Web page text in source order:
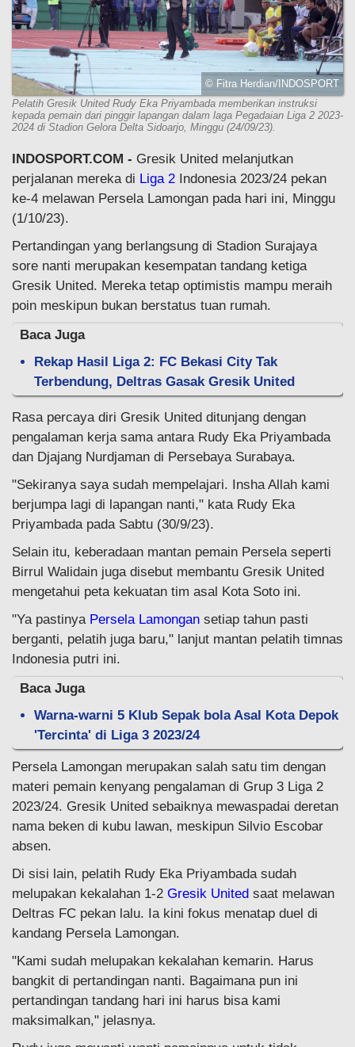
© Fitra Herdian/INDOSPORT
Pelatih Gresik United Rudy Eka Priyambada memberikan instruksi
kepada pemain dari pinggir lapangan dalam laga Pegadaian Liga 2 2023-
2024 di Stadion Gelora Delta Sidoarjo, Minggu (24/09/23).
INDOSPORT.COM - Gresik United melanjutkan
perjalanan mereka di Liga 2 Indonesia 2023/24 pekan
ke-4 melawan Persela Lamongan pada hari ini, Minggu
(1/10/23).
Pertandingan yang berlangsung di Stadion Surajaya
sore nanti merupakan kesempatan tandang ketiga
Gresik United. Mereka tetap optimistis mampu meraih
poin meskipun bukan berstatus tuan rumah.
Baca Juga
Rekap Hasil Liga 2: FC Bekasi City Tak
Terbendung, Deltras Gasak Gresik United
Rasa percaya diri Gresik United ditunjang dengan
pengalaman kerja sama antara Rudy Eka Priyambada
dan Djajang Nurdjaman di Persebaya Surabaya.
"Sekiranya saya sudah mempelajari. Insha Allah kami
berjumpa lagi di lapangan nanti," kata Rudy Eka
Priyambada pada Sabtu (30/9/23).
Selain itu, keberadaan mantan pemain Persela seperti
Birrul Walidain juga disebut membantu Gresik United
mengetahui peta kekuatan tim asal Kota Soto ini.
"Ya pastinya Persela Lamongan setiap tahun pasti
berganti, pelatih juga baru," lanjut mantan pelatih timnas
Indonesia putri ini.
Baca Juga
Warna-warni 5 Klub Sepak bola Asal Kota Depok
'Tercinta' di Liga 3 2023/24
Persela Lamongan merupakan salah satu tim dengan
materi pemain kenyang pengalaman di Grup 3 Liga 2
2023/24. Gresik United sebaiknya mewaspadai deretan
nama beken di kubu lawan, meskipun Silvio Escobar
absen.
Di sisi lain, pelatih Rudy Eka Priyambada sudah
melupakan kekalahan 1-2 Gresik United saat melawan
Deltras FC pekan lalu. Ia kini fokus menatap duel di
kandang Persela Lamongan.
"Kami sudah melupakan kekalahan kemarin. Harus
bangkit di pertandingan nanti. Bagaimana pun ini
pertandingan tandang hari ini harus bisa kami
maksimalkan," jelasnya.